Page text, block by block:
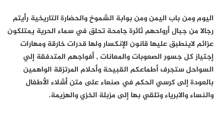
اليوم ومن باب اليمن ومن بوابة الشموخ والحضارة التاريخية رأيتم
رجالا من جبال أرواحهم ثائرة جامحة تحلق في سماء الحرية يمتلكون
عزائم لاينطبق عليها قانون الإنكسار ولها قدرات خارقة ومهارات
إجتياز كل جسور الصعوبات والمعانات , أفواجهم المتدفقة إلي
السواحل ستجرف أطماعكم القبيحة وأحلام المرتزقة الواهمين
بالعودة إلى كرسي الحكم في صنعاء على متن أشلاء الأطفال
والنساء والابرياء وتلقي بها إلى مزبلة الخزي والهزيمة.